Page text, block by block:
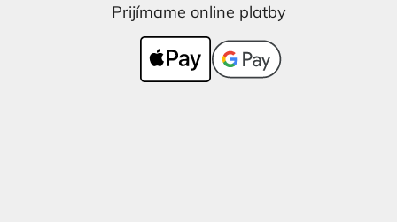
Prijímame online platby